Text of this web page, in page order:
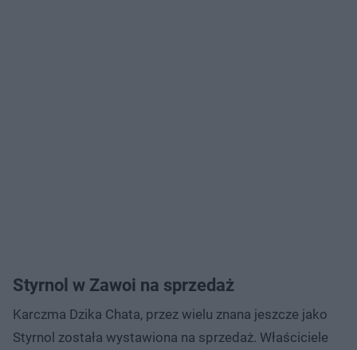
Styrnol w Zawoi na sprzedaż
Karczma Dzika Chata, przez wielu znana jeszcze jako
Styrnol została wystawiona na sprzedaż. Właściciele